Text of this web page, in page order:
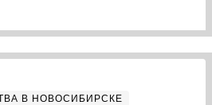
В НОВОСИБИРСКЕ